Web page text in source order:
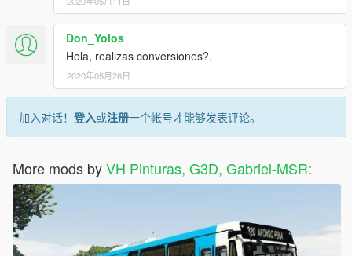
Don_Yolos
Hola, realizas conversiones?.
2020年05月26日
加入对话！ 登入或注册一个帐号才能够发表评论。
More mods byVH Pinturas, G3D, Gabriel-MSR: